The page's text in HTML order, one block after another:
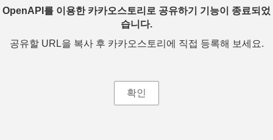
OpenAPI를 이용한 카카오스토리로 공유하기 기능이 종료되었
습니다.
공유할 URL을 복사 후 카카오스토리에 직접 등록해 보세요.
확인